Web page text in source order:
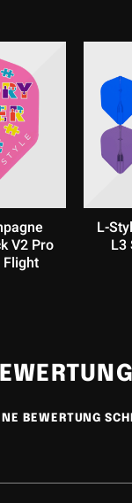
weiterer
Shaft auch einzeln
einer
werden, sondern
Komponente.
V2 Pro
Flight
L-
L3
BEWERTUNG